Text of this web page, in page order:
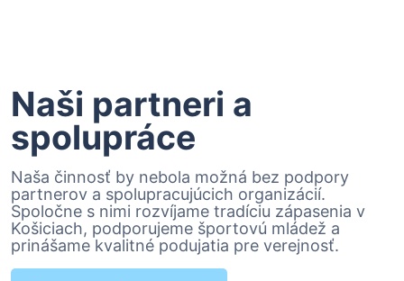
Naši partneri a
spolupráce
Naša činnosť by nebola možná bez podpory
partnerov a spolupracujúcich organizácií.
Spoločne s nimi rozvíjame tradíciu zápasenia v
Košiciach, podporujeme športovú mládež a
prinášame kvalitné podujatia pre verejnosť.